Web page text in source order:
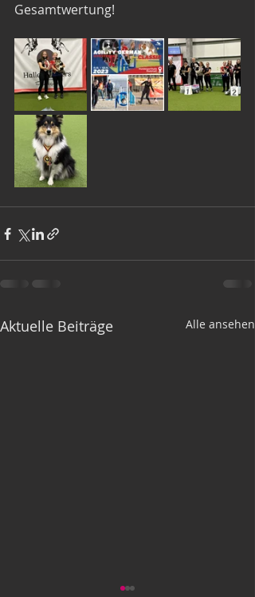
Gesamtwertung!
Aktuelle Beiträge Alle ansehen